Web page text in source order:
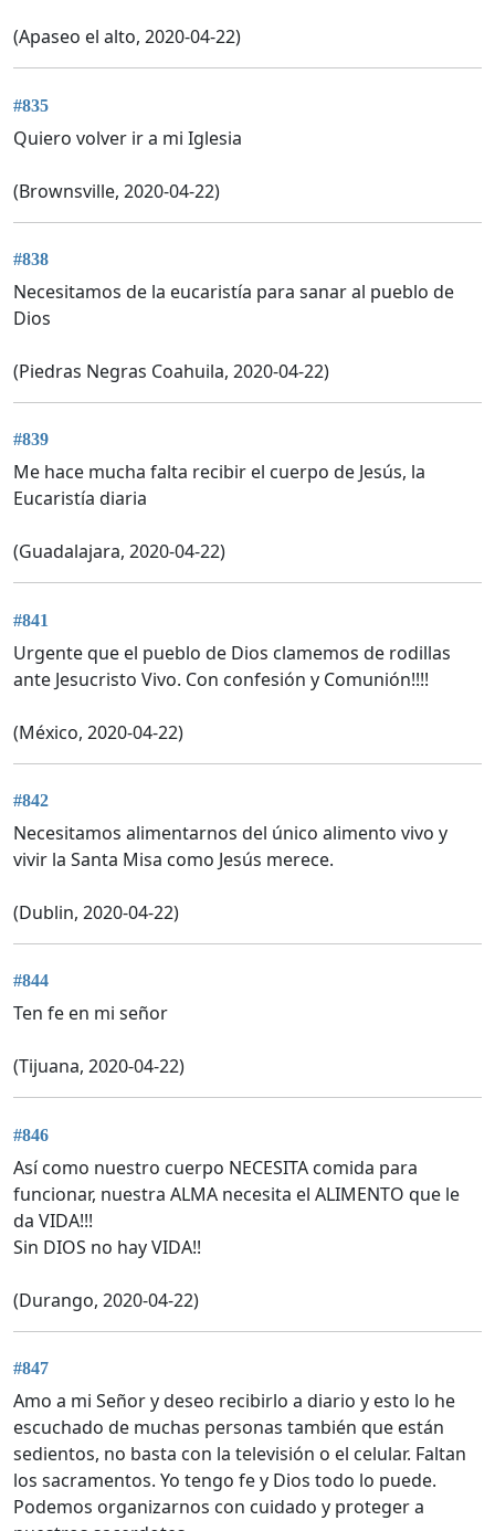
(Apaseo el alto, 2020-04-22)
#835
Quiero volver ir a mi Iglesia
(Brownsville, 2020-04-22)
#838
Necesitamos de la eucaristía para sanar al pueblo de
Dios
(Piedras Negras Coahuila, 2020-04-22)
#839
Me hace mucha falta recibir el cuerpo de Jesús, la
Eucaristía diaria
(Guadalajara, 2020-04-22)
#841
Urgente que el pueblo de Dios clamemos de rodillas
ante Jesucristo Vivo. Con confesión y Comunión!!!!
(México, 2020-04-22)
#842
Necesitamos alimentarnos del único alimento vivo y
vivir la Santa Misa como Jesús merece.
(Dublin, 2020-04-22)
#844
Ten fe en mi señor
(Tijuana, 2020-04-22)
#846
Así como nuestro cuerpo NECESITA comida para
funcionar, nuestra ALMA necesita el ALIMENTO que le
da VIDA!!!
Sin DIOS no hay VIDA!!
(Durango, 2020-04-22)
#847
Amo a mi Señor y deseo recibirlo a diario y esto lo he
escuchado de muchas personas también que están
sedientos, no basta con la televisión o el celular. Faltan
los sacramentos. Yo tengo fe y Dios todo lo puede.
Podemos organizarnos con cuidado y proteger a